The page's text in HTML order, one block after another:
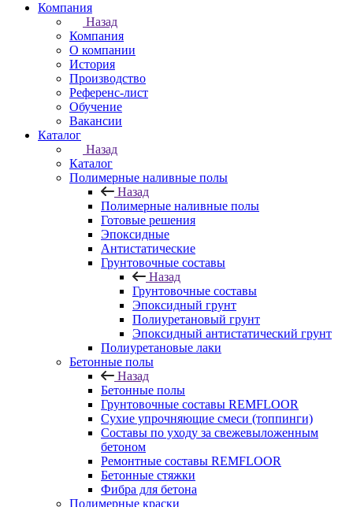
Компания
Назад
Компания
О компании
История
Производство
Референс-лист
Обучение
Вакансии
Каталог
Назад
Каталог
Полимерные наливные полы
Назад
Полимерные наливные полы
Готовые решения
Эпоксидные
Антистатические
Грунтовочные составы
Назад
Грунтовочные составы
Эпоксидный грунт
Полиуретановый грунт
Эпоксидный антистатический грунт
Полиуретановые лаки
Бетонные полы
Назад
Бетонные полы
Грунтовочные составы REMFLOOR
Сухие упрочняющие смеси (топпинги)
Составы по уходу за свежевыложенным
бетоном
Ремонтные составы REMFLOOR
Бетонные стяжки
Фибра для бетона
Полимерные краски